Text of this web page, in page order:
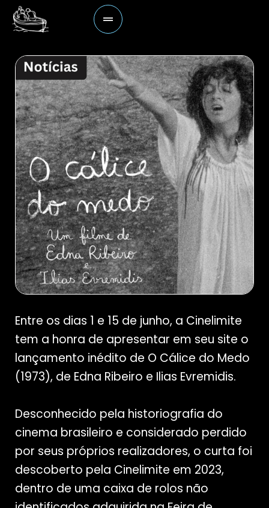
Entre os dias 1 e 15 de junho, a Cinelimite
tem a honra de apresentar em seu site o
lançamento inédito de O Cálice do Medo
(1973), de Edna Ribeiro e Ilias Evremidis.
Desconhecido pela historiografia do
cinema brasileiro e considerado perdido
por seus próprios realizadores, o curta foi
descoberto pela Cinelimite em 2023,
dentro de uma caixa de rolos não